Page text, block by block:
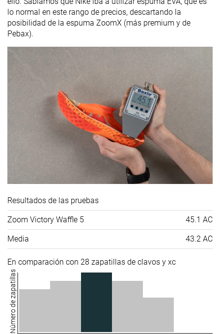
lo normal en este rango de precios, descartando la
posibilidad de la espuma ZoomX (más premium y de
Pebax).
Resultados de las pruebas
Zoom Victory Waffle 5 45.1 AC
Media 43.2 AC
En comparación con 28 zapatillas de clavos y xc
Número de zapatillas